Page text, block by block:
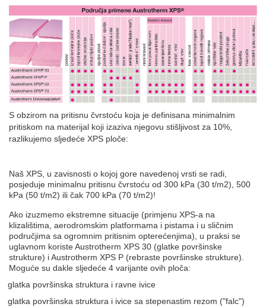
S obzirom na pritisnu čvrstoću koja je definisana minimalnim
pritiskom na materijal koji izaziva njegovu stišljivost za 10%,
razlikujemo sljedeće XPS ploče:
Naš XPS, u zavisnosti o kojoj gore navedenoj vrsti se radi,
posjeduje minimalnu pritisnu čvrstoću od 300 kPa (30 t/m2), 500
kPa (50 t/m2) ili čak 700 kPa (70 t/m2)!
Ako izuzmemo ekstremne situacije (primjenu XPS-a na
klizalištima, aerodromskim platformama i pistama i u sličnim
područjima sa ogromnim pritisnim opterećenjima), u praksi se
uglavnom koriste Austrotherm XPS 30 (glatke površinske
strukture) i Austrotherm XPS P (rebraste površinske strukture).
Moguće su dakle sljedeće 4 varijante ovih ploča:
glatka površinska struktura i ravne ivice
glatka površinska struktura i ivice sa stepenastim rezom ("falc")